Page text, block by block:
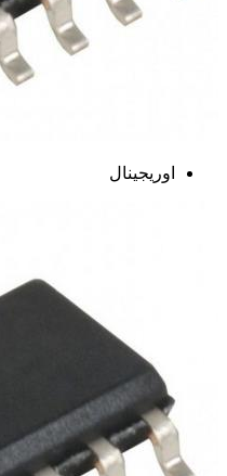
اوریجینال